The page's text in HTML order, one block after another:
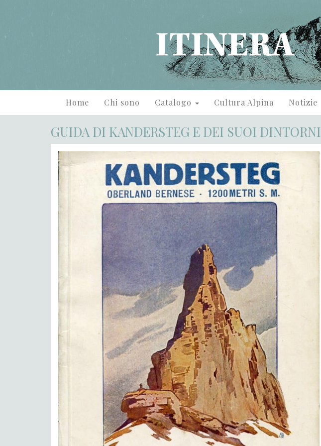
Home Chi sono Catalogo Cultura Alpina Notizie
GUIDA DI KANDERSTEG E DEI SUOI DINTORNI